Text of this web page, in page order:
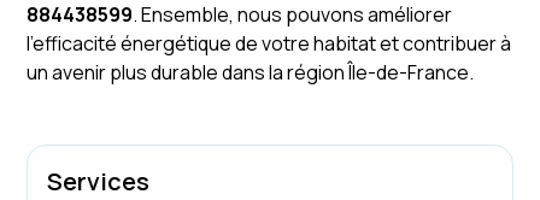
884438599. Ensemble, nous pouvons améliorer
l'efficacité énergétique de votre habitat et contribuer à
un avenir plus durable dans la région Île-de-France.
Services